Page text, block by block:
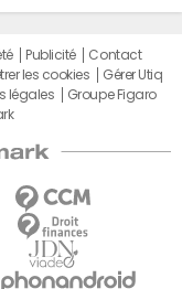
Publicité
Contact
les cookies
Gérer Utiq
légales
Groupe Figaro